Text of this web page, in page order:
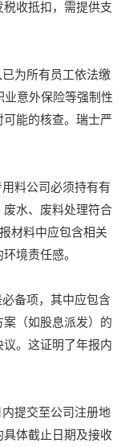
收抵扣，需提供支
为所有员工依法缴
业意外保险等强制性
能的核查。瑞士严
料公司必须持有有
水、废料处理符合
材料中应包含相关
境责任感。
备项，其中应包含
（如股息派发）的
。这证明了年报内
提交至公司注册地
体截止日期及接收